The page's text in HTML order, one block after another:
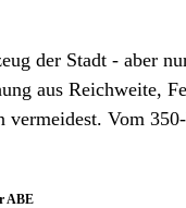
der Stadt - aber
aus Reichweite,
Vom
ABE